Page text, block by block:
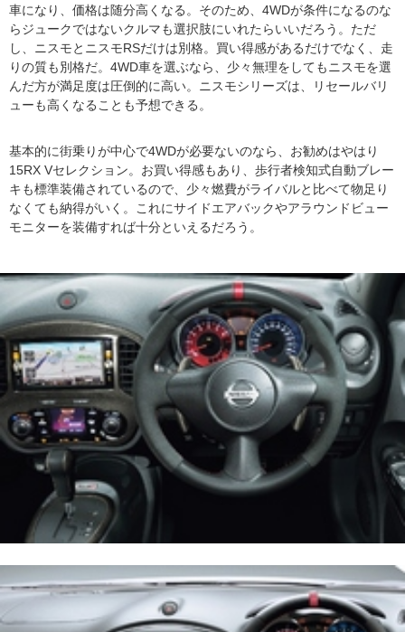
車になり、価格は随分高くなる。そのため、4WDが条件になるのな
らジュークではないクルマも選択肢にいれたらいいだろう。ただ
し、ニスモとニスモRSだけは別格。買い得感があるだけでなく、走
りの質も別格だ。4WD車を選ぶなら、少々無理をしてもニスモを選
んだ方が満足度は圧倒的に高い。ニスモシリーズは、リセールバリ
ューも高くなることも予想できる。
基本的に街乗りが中心で4WDが必要ないのなら、お勧めはやはり
15RX Vセレクション。お買い得感もあり、歩行者検知式自動ブレー
キも標準装備されているので、少々燃費がライバルと比べて物足り
なくても納得がいく。これにサイドエアバックやアラウンドビュー
モニターを装備すれば十分といえるだろう。